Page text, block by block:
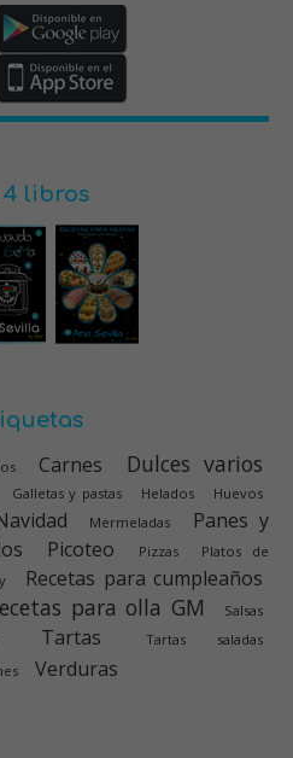
4 libros
Carnes Dulces varios
Galletas y pastas Helados Huevos
Mermeladas
Panes y
Picoteo Pizzas
Platos de
Recetas para cumpleaños
para olla GM
Salsas
Tartas Tartas saladas
Verduras